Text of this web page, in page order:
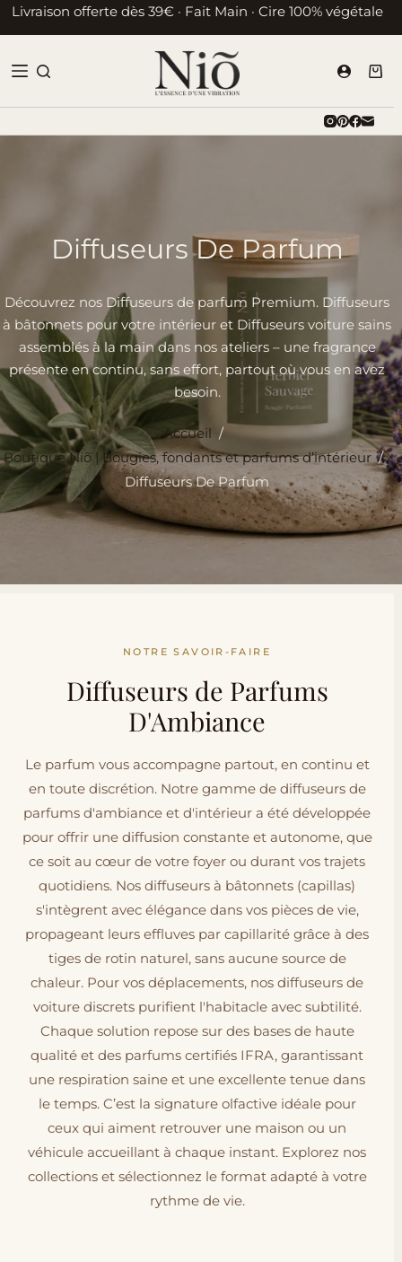
Passer
au
Livraison offerte dès 39€ · Fait Main · Cire 100% végétale
Diffuseurs De Parfum
Découvrez nos Diffuseurs de parfum Premium. Diffuseurs
à bâtonnets pour votre intérieur et Diffuseurs voiture sains
assemblés à la main dans nos ateliers – une fragrance
présente en continu, sans effort, partout où vous en avez
besoin.
Accueil /
Boutique Niõ | Bougies, fondants et parfums d’intérieur /
Diffuseurs De Parfum
NOTRE SAVOIR-FAIRE
Diffuseurs de Parfums
D'Ambiance
Le parfum vous accompagne partout, en continu et
en toute discrétion. Notre gamme de diffuseurs de
parfums d'ambiance et d'intérieur a été développée
pour offrir une diffusion constante et autonome, que
ce soit au cœur de votre foyer ou durant vos trajets
quotidiens. Nos diffuseurs à bâtonnets (capillas)
s'intègrent avec élégance dans vos pièces de vie,
propageant leurs effluves par capillarité grâce à des
tiges de rotin naturel, sans aucune source de
chaleur. Pour vos déplacements, nos diffuseurs de
voiture discrets purifient l'habitacle avec subtilité.
Chaque solution repose sur des bases de haute
qualité et des parfums certifiés IFRA, garantissant
une respiration saine et une excellente tenue dans
le temps. C’est la signature olfactive idéale pour
ceux qui aiment retrouver une maison ou un
véhicule accueillant à chaque instant. Explorez nos
collections et sélectionnez le format adapté à votre
rythme de vie.